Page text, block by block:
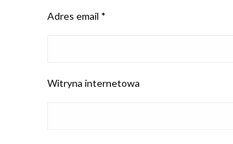
Adres email *
Witryna internetowa